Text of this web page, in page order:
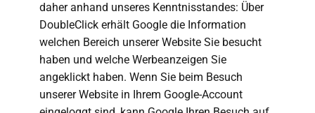
daher anhand unseres Kenntnisstandes: Über
DoubleClick erhält Google die Information
welchen Bereich unserer Website Sie besucht
haben und welche Werbeanzeigen Sie
angeklickt haben. Wenn Sie beim Besuch
unserer Website in Ihrem Google-Account